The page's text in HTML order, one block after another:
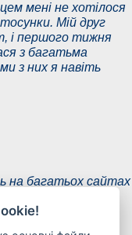
мені не хотілося
Мій друг
і першого тижня
з багатьма
з них я навіть
на багатьох сайтах
Мої очікування